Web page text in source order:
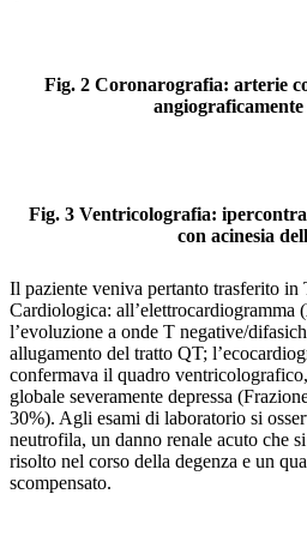
Fig. 2 Coronarografia: arterie
Fig. 3 Ventricolografia:
con acinesia
Il paziente veniva pertanto trasferito in
Cardiologica: all’elettrocardiogramma (
l’evoluzione a onde T negative/
allugamento del tratto QT;
confermava il quadro
globale severamente depressa
30%). Agli esami di laboratorio si
neutrofila, un danno renale acuto che
risolto nel corso della degenza e un
scompensato.